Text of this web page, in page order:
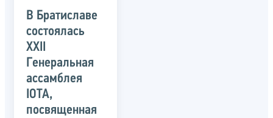
В Братиславе
состоялась
XXII
Генеральная
ассамблея
IOTA,
посвященная